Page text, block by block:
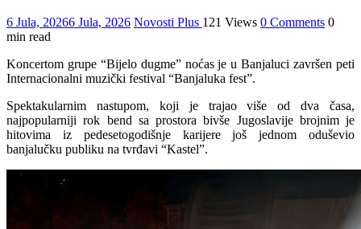
6 Jula, 20266 Jula, 2026 Novosti Plus 121 Views 0 Comments 0
min read
Koncertom grupe “Bijelo dugme” noćas je u Banjaluci završen peti
Internacionalni muzički festival “Banjaluka fest”.
Spektakularnim nastupom, koji je trajao više od dva časa,
najpopularniji rok bend sa prostora bivše Jugoslavije brojnim je
hitovima iz pedesetogodišnje karijere još jednom oduševio
banjalučku publiku na tvrđavi “Kastel”.